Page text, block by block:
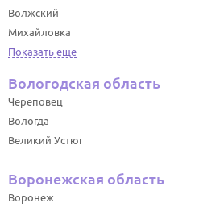
Волжский
Михайловка
Показать еще
Вологодская область
Череповец
Вологда
Великий Устюг
Воронежская область
Воронеж